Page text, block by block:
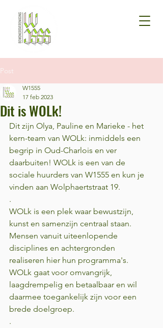
Post
Dit is WOLk!
W1555
17 feb 2023
Dit zijn Olya, Pauline en Marieke - het
kern-team van WOLk: inmiddels een
begrip in Oud-Charlois en ver
daarbuiten! WOLk is een van de
sociale huurders van W1555 en kun je
vinden aan Wolphaertstraat 19.
.
WOLk is een plek waar bewustzijn,
kunst en samenzijn centraal staan.
Mensen vanuit uiteenlopende
disciplines en achtergronden
realiseren hier hun programma's.
WOLk gaat voor omvangrijk,
laagdrempelig en betaalbaar en wil
daarmee toegankelijk zijn voor een
brede doelgroep.
.